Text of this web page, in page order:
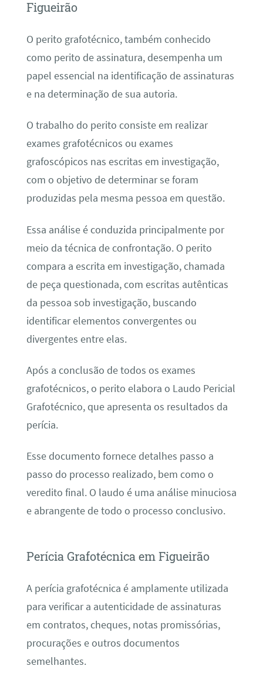
Figueirão
O perito grafotécnico, também conhecido
como perito de assinatura, desempenha um
papel essencial na identificação de assinaturas
e na determinação de sua autoria.
O trabalho do perito consiste em realizar
exames grafotécnicos ou exames
grafoscópicos nas escritas em investigação,
com o objetivo de determinar se foram
produzidas pela mesma pessoa em questão.
Essa análise é conduzida principalmente por
meio da técnica de confrontação. O perito
compara a escrita em investigação, chamada
de peça questionada, com escritas autênticas
da pessoa sob investigação, buscando
identificar elementos convergentes ou
divergentes entre elas.
Após a conclusão de todos os exames
grafotécnicos, o perito elabora o Laudo Pericial
Grafotécnico, que apresenta os resultados da
perícia.
Esse documento fornece detalhes passo a
passo do processo realizado, bem como o
veredito final. O laudo é uma análise minuciosa
e abrangente de todo o processo conclusivo.
Perícia Grafotécnica em Figueirão
A perícia grafotécnica é amplamente utilizada
para verificar a autenticidade de assinaturas
em contratos, cheques, notas promissórias,
procurações e outros documentos
semelhantes.